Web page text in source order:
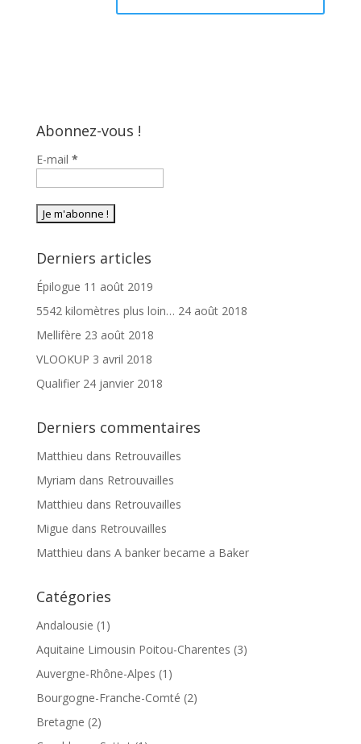
Abonnez-vous !
E-mail *
Derniers articles
Épilogue 11 août 2019
5542 kilomètres plus loin… 24 août 2018
Mellifère 23 août 2018
VLOOKUP 3 avril 2018
Qualifier 24 janvier 2018
Derniers commentaires
Matthieu dans Retrouvailles
Myriam dans Retrouvailles
Matthieu dans Retrouvailles
Migue dans Retrouvailles
Matthieu dans A banker became a Baker
Catégories
Andalousie (1)
Aquitaine Limousin Poitou-Charentes (3)
Auvergne-Rhône-Alpes (1)
Bourgogne-Franche-Comté (2)
Bretagne (2)